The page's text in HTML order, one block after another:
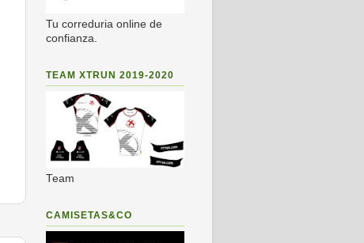
Tu correduria online de
confianza.
TEAM XTRUN 2019-2020
Team
CAMISETAS&CO